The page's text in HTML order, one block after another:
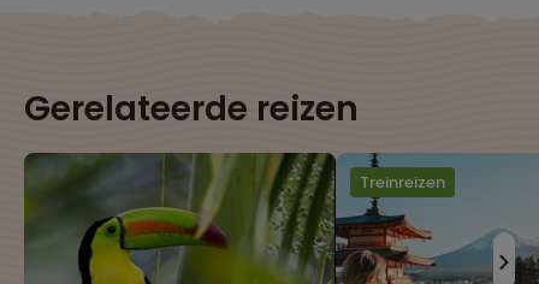
Gerelateerde reizen
Treinreizen